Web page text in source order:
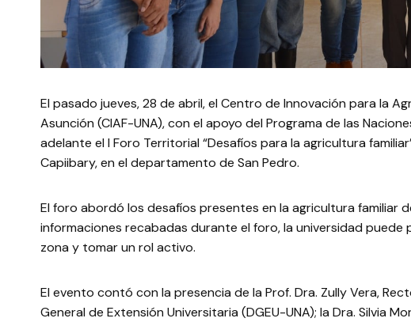
El pasado jueves, 28 de abril, el Centro de Innovación para la
Asunción (CIAF-UNA), con el apoyo del Programa de las
adelante el I Foro Territorial “Desafíos para la agricultura
Capiibary, en el departamento de San Pedro.
El foro abordó los desafíos presentes en la agricultura familiar
informaciones recabadas durante el foro, la universidad
zona y tomar un rol activo.
El evento contó con la presencia de la Prof. Dra. Zully Vera,
General de Extensión Universitaria (DGEU-UNA); la Dra. Silvia